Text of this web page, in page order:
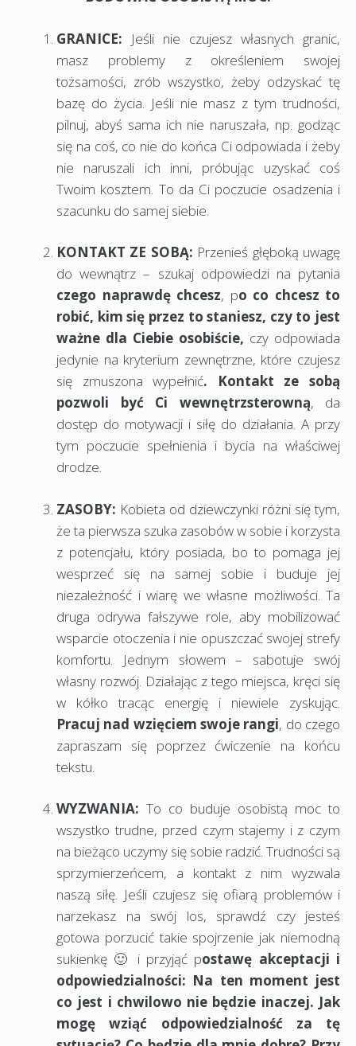
GRANICE: Jeśli nie czujesz własnych granic,
masz problemy z określeniem swojej
tożsamości, zrób wszystko, żeby odzyskać tę
bazę do życia. Jeśli nie masz z tym trudności,
pilnuj, abyś sama ich nie naruszała, np. godząc
się na coś, co nie do końca Ci odpowiada i żeby
nie naruszali ich inni, próbując uzyskać coś
Twoim kosztem. To da Ci poczucie osadzenia i
szacunku do samej siebie.
KONTAKT ZE SOBĄ: Przenieś głęboką uwagę
do wewnątrz – szukaj odpowiedzi na pytania
czego naprawdę chcesz, po co chcesz to
robić, kim się przez to staniesz, czy to jest
ważne dla Ciebie osobiście, czy odpowiada
jedynie na kryterium zewnętrzne, które czujesz
się zmuszona wypełnić. Kontakt ze sobą
pozwoli być Ci wewnętrzsterowną, da
dostęp do motywacji i siłę do działania. A przy
tym poczucie spełnienia i bycia na właściwej
drodze.
ZASOBY: Kobieta od dziewczynki różni się tym,
że ta pierwsza szuka zasobów w sobie i korzysta
z potencjału, który posiada, bo to pomaga jej
wesprzeć się na samej sobie i buduje jej
niezależność i wiarę we własne możliwości. Ta
druga odrywa fałszywe role, aby mobilizować
wsparcie otoczenia i nie opuszczać swojej strefy
komfortu. Jednym słowem – sabotuje swój
własny rozwój. Działając z tego miejsca, kręci się
w kółko tracąc energię i niewiele zyskując.
Pracuj nad wzięciem swoje rangi, do czego
zapraszam się poprzez ćwiczenie na końcu
tekstu.
WYZWANIA: To co buduje osobistą moc to
wszystko trudne, przed czym stajemy i z czym
na bieżąco uczymy się sobie radzić. Trudności są
sprzymierzeńcem, a kontakt z nim wyzwala
naszą siłę. Jeśli czujesz się ofiarą problemów i
narzekasz na swój los, sprawdź czy jesteś
gotowa porzucić takie spojrzenie jak niemodną
sukienkę 🙂 i przyjąć postawę akceptacji i
odpowiedzialności: Na ten moment jest
co jest i chwilowo nie będzie inaczej. Jak
mogę wziąć odpowiedzialność za tę